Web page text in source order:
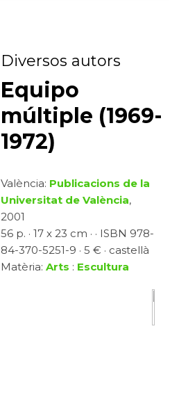
Diversos autors
Equipo
múltiple (1969-
1972)
València: Publicacions de la
Universitat de València,
2001
56 p. · 17 x 23 cm · · ISBN 978-
84-370-5251-9 · 5 € · castellà
Matèria:Arts : Escultura